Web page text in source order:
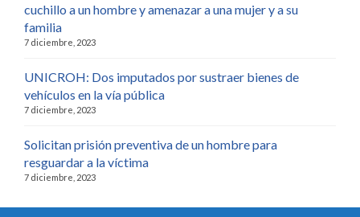
cuchillo a un hombre y amenazar a una mujer y a su
familia
7 diciembre, 2023
UNICROH: Dos imputados por sustraer bienes de
vehículos en la vía pública
7 diciembre, 2023
Solicitan prisión preventiva de un hombre para
resguardar a la víctima
7 diciembre, 2023